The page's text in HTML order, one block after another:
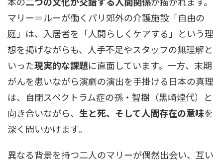
マリー＝ルーが働くパリ郊外の介護施設「自由の
庭」は、入居者を「人間らしくケアする」という理
想を掲げながらも、人手不足やスタッフの無理解と
いった現実的な課題に直面しています。一方、末期
がんを患いながら演劇の演出を手掛ける日本の真理
は、自閉スペクトラム症の孫・智樹（黒崎煌代）と
向き合いながら、 生と死、そして人間存在の意味を
深く問いかけます。
異なる背景を持つ二人のマリーが偶然出会い、互い